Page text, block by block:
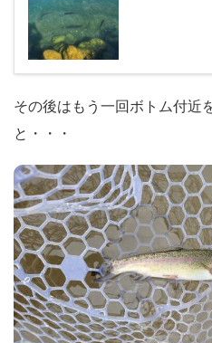
その後はもう一回ボトム付近
と・・・